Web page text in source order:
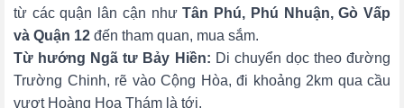
từ các quận lân cận nhưTân Phú, Phú Nhuận, Gò Vấp
và Quận 12 đến tham quan, mua sắm.
Từ hướng Ngã tư Bảy Hiền: Di chuyển dọc theo đường
Trường Chinh, rẽ vào Cộng Hòa, đi khoảng 2km qua cầu
vượt Hoàng Hoa Thám là tới.